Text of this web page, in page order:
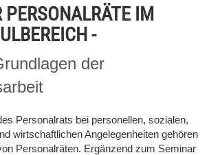
PERSONALRÄTE IM
-
der
Personalrats bei personellen, sozialen,
wirtschaftlichen Angelegenheiten gehören
Personalräten. Ergänzend zum Seminar